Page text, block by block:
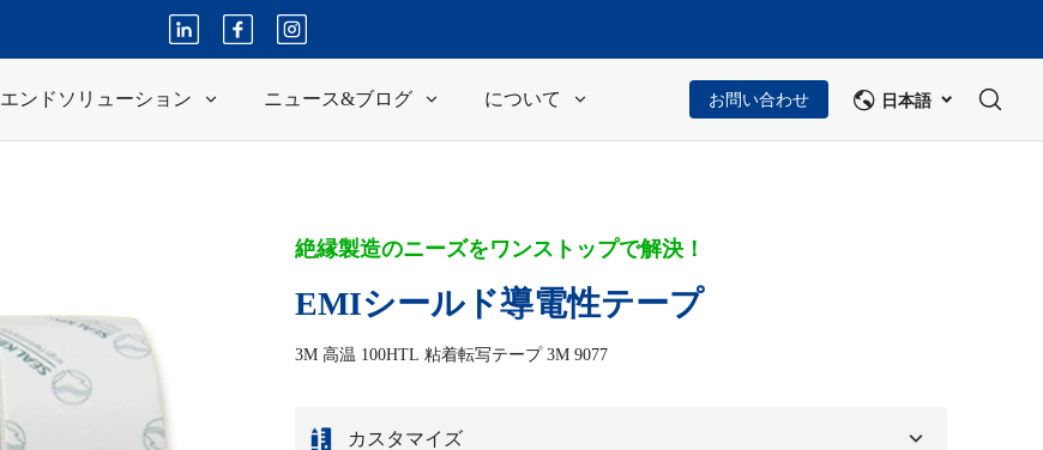
エンドソリューション ニュース&ブログ について お問い合わせ 日本語
絶縁製造のニーズをワンストップで解決！
EMIシールド導電性テープ
3M 高温 100HTL 粘着転写テープ 3M 9077
カスタマイズ